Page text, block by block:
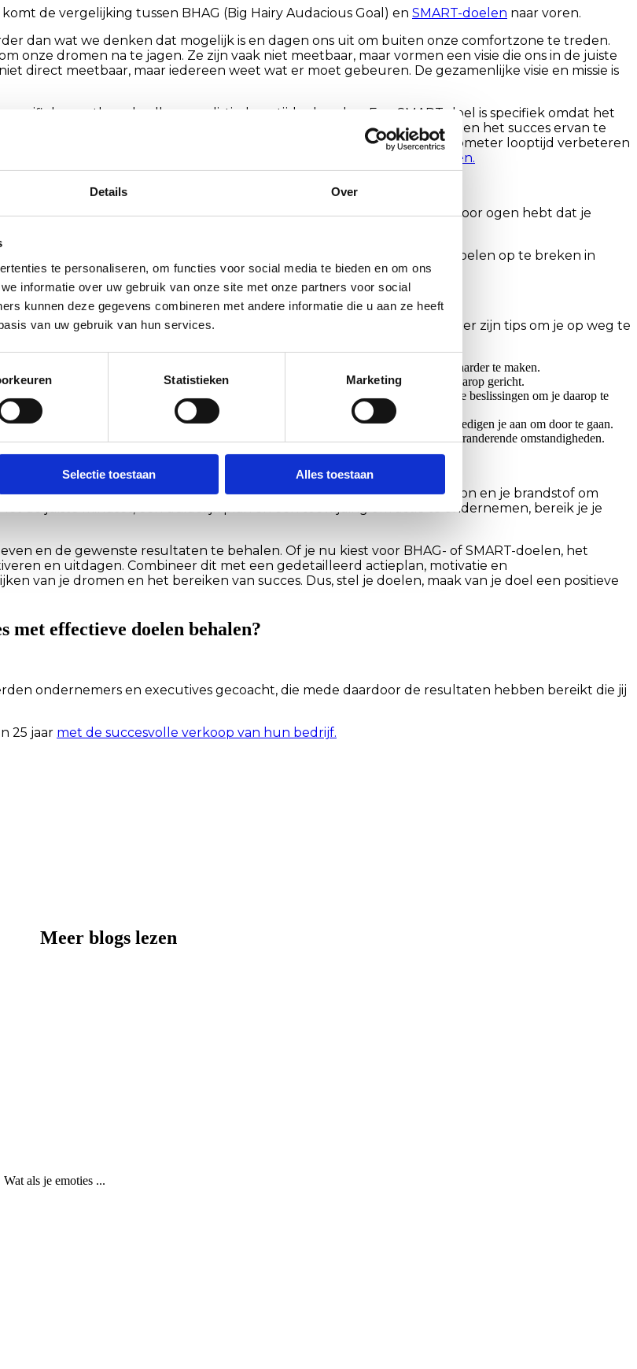
Details Over
te personaliseren, om functies voor social media te bieden en om ons
informatie over uw gebruik van onze site met onze partners voor social
kunnen deze gegevens combineren met andere informatie die u aan ze heeft
van uw gebruik van hun services.
Statistieken Marketing
Selectie toestaan Alles toestaan
de vergelijking tussen BHAG (Big Hairy Audacious Goal) en SMART-doelen naar voren.
dan wat we denken dat mogelijk is en dagen ons uit om buiten onze comfortzone te treden.
onze dromen na te jagen. Ze zijn vaak niet meetbaar, maar vormen een visie die ons in de juiste
direct meetbaar, maar iedereen weet wat er moet gebeuren. De gezamenlijke visie en missie is
meetbaar, haalbaar, realistisch en tijdgebonden. Een SMART-doel is specifiek omdat het
tijd. Het is meetbaar omdat het mogelijk is om de voortgang en het succes ervan te
en consistent is met je mogelijkheden. Een voorbeeld: “Ik wil mijn 10 kilometer looptijd verbeteren
ook mijn blog:
Wil je een veel betere ondernemer worden? Ga hardlopen.
je doel en je persoonlijke voorkeur. Als je een groot, inspirerend doel voor ogen hebt dat je
je om jezelf uit te dagen en groots te denken.
aanpak, dan zijn SMART-doelen effectiever. Ze helpen je om je doelen op te breken in
bij te houden.
van je doel vereist actie, motivatie en doorzettingsvermogen. Hier zijn tips om je op weg te
moet nemen om je doel te bereiken. Breek je doel op in kleinere subdoelen om het behapbaarder te maken.
in gedachten tijdens je reis. Visualiseer jezelf al in de gewenste situatie en houd je focus daarop gericht.
zaken opzij te zetten om je doel te bereiken. Bepaal wat echt belangrijk is en maak bewuste beslissingen om je daarop te
vooruitgang die je boekt. Kleine successen zorgen voor een gevoel van voldoening en moedigen je aan om door te gaan.
moet je je aanpassen, je strategieën herzien en nieuwe doelen stellen om te reageren op veranderende omstandigheden.
obsessie van te maken. Laat je doel je drijfveer zijn, je inspiratiebron en je brandstof om
de juiste mindset, een duidelijk plan en een toewijding om actie te ondernemen, bereik je je
en de gewenste resultaten te behalen. Of je nu kiest voor BHAG- of SMART-doelen, het
en uitdagen. Combineer dit met een gedetailleerd actieplan, motivatie en
van je dromen en het bereiken van succes. Dus, stel je doelen, maak van je doel een positieve
met effectieve doelen behalen?
ondernemers en executives gecoacht, die mede daardoor de resultaten hebben bereikt die jij
25 jaar met de succesvolle verkoop van hun bedrijf.
Meer blogs lezen
als je emoties ...